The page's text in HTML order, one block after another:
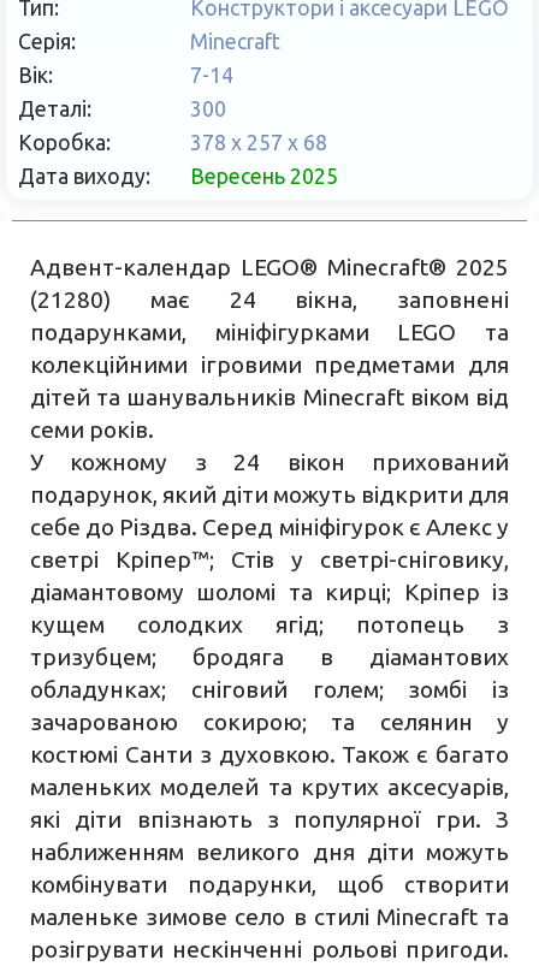
Тип:
Конструктори і аксесуари LEGO
Серія:
Minecraft
Вік:
7-14
Деталі:
300
Коробка:
378 x 257 x 68
Дата виходу:
Вересень 2025
Адвент-календар LEGO® Minecraft® 2025
(21280) має 24 вікна, заповнені
подарунками, мініфігурками LEGO та
колекційними ігровими предметами для
дітей та шанувальників Minecraft віком від
семи років.
У кожному з 24 вікон прихований
подарунок, який діти можуть відкрити для
себе до Різдва. Серед мініфігурок є Алекс у
светрі Кріпер™; Стів у светрі-сніговику,
діамантовому шоломі та кирці; Кріпер із
кущем солодких ягід; потопець з
тризубцем; бродяга в діамантових
обладунках; сніговий голем; зомбі із
зачарованою сокирою; та селянин у
костюмі Санти з духовкою. Також є багато
маленьких моделей та крутих аксесуарів,
які діти впізнають з популярної гри. З
наближенням великого дня діти можуть
комбінувати подарунки, щоб створити
маленьке зимове село в стилі Minecraft та
розігрувати нескінченні рольові пригоди.